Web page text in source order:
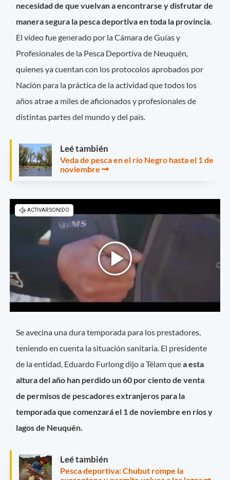
necesidad de que vuelvan a encontrarse y disfrutar de
manera segura la pesca deportiva en toda la provincia.
El video fue generado por la Cámara de Guías y
Profesionales de la Pesca Deportiva de Neuquén,
quienes ya cuentan con los protocolos aprobados por
Nación para la práctica de la actividad que todos los
años atrae a miles de aficionados y profesionales de
distintas partes del mundo y del país.
Leé también
Veda de pesca en el río Negro hasta el 1 de
noviembre
Se avecina una dura temporada para los prestadores,
teniendo en cuenta la situación sanitaria. El presidente
de la entidad, Eduardo Furlong dijo a Télam quea esta
altura del año han perdido un 60 por ciento de venta
de permisos de pescadores extranjeros para la
temporada que comenzará el 1 de noviembre en ríos y
lagos de Neuquén.
Leé también
Pesca deportiva: Chubut rompe la